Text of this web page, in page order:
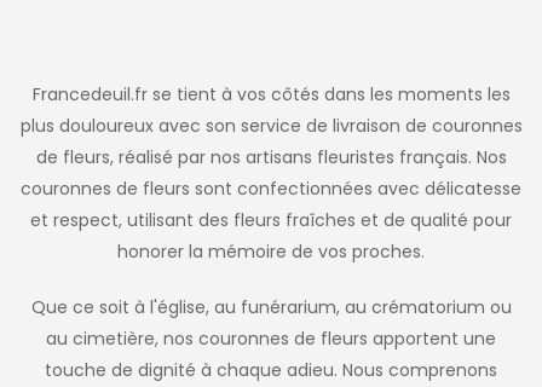
Francedeuil.fr se tient à vos côtés dans les moments les
plus douloureux avec son service de livraison de couronnes
de fleurs, réalisé par nos artisans fleuristes français. Nos
couronnes de fleurs sont confectionnées avec délicatesse
et respect, utilisant des fleurs fraîches et de qualité pour
honorer la mémoire de vos proches.
Que ce soit à l'église, au funérarium, au crématorium ou
au cimetière, nos couronnes de fleurs apportent une
touche de dignité à chaque adieu. Nous comprenons